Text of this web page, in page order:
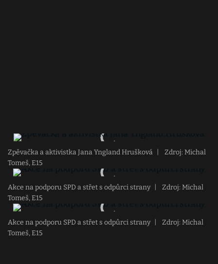
Zpěvačka a aktivistka Jana Yngland Hrušková
Zdroj: Michal
Tomeš, E15
Akce na podporu SPD a střet s odpůrci strany
Zdroj: Michal
Tomeš, E15
Akce na podporu SPD a střet s odpůrci strany
Zdroj: Michal
Tomeš, E15